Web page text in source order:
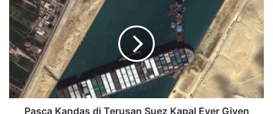
Pasca Kandas di Terusan Suez Kapal Ever Given